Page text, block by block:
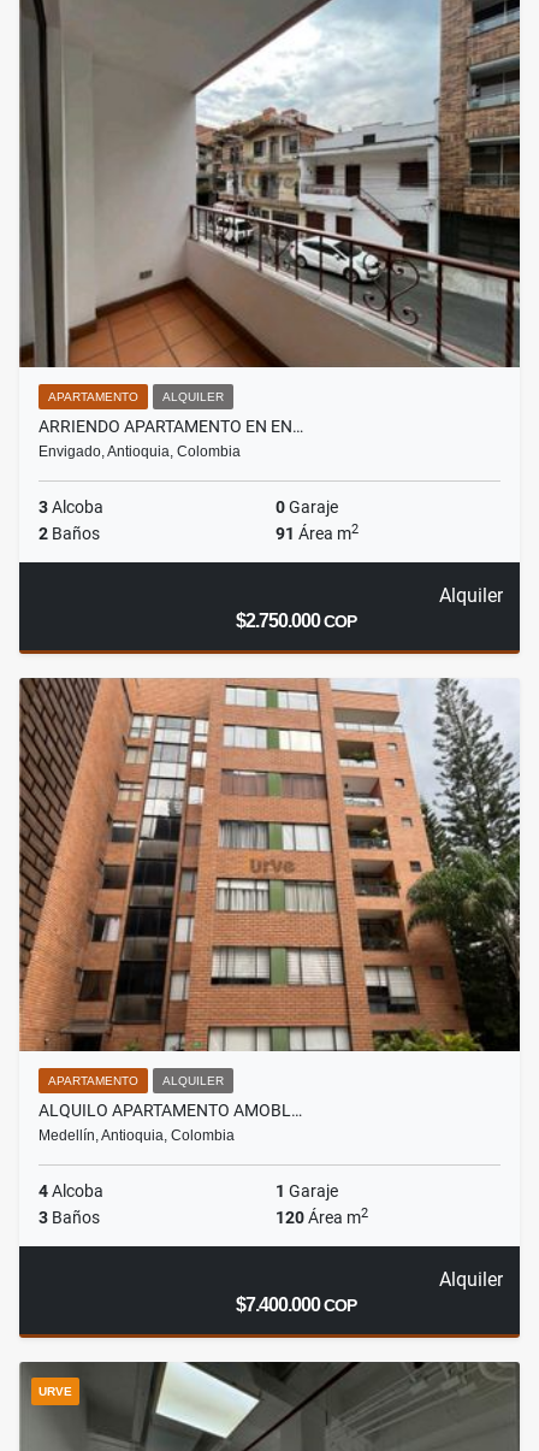
APARTAMENTO ALQUILER
ARRIENDO APARTAMENTO EN EN…
Envigado, Antioquia, Colombia
3Alcoba 0Garaje
2 Baños 91 Área m2
Alquiler
$2.750.000COP
APARTAMENTO ALQUILER
ALQUILO APARTAMENTO AMOBL…
Medellín, Antioquia, Colombia
4Alcoba 1 Garaje
3 Baños 120Área m2
Alquiler
$7.400.000COP
URVE